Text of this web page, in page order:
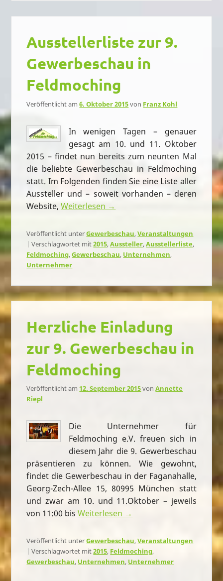
Ausstellerliste zur 9.
Gewerbeschau in
Feldmoching
Veröffentlicht am6. Oktober 2015von Franz Kohl
In wenigen Tagen – genauer
gesagt am 10. und 11. Oktober
2015 – findet nun bereits zum neunten Mal
die beliebte Gewerbeschau in Feldmoching
statt. Im Folgenden finden Sie eine Liste aller
Aussteller und – soweit vorhanden – deren
Website,Weiterlesen →
Veröffentlicht unterGewerbeschau,Veranstaltungen
|Verschlagwortet mit2015,Aussteller,Ausstellerliste,
Feldmoching,Gewerbeschau, Unternehmen,
Unternehmer
Herzliche Einladung
zur 9. Gewerbeschau in
Feldmoching
Veröffentlicht am12. September 2015vonAnnette
Riepl
Die Unternehmer für
Feldmoching e.V. freuen sich in
diesem Jahr die 9. Gewerbeschau
präsentieren zu können. Wie gewohnt,
findet die Gewerbeschau in der Faganahalle,
Georg-Zech-Allee 15, 80995 München statt
und zwar am 10. und 11.Oktober – jeweils
von 11:00 bisWeiterlesen →
Veröffentlicht unterGewerbeschau,Veranstaltungen
|Verschlagwortet mit2015, Feldmoching,
Gewerbeschau, Unternehmen, Unternehmer